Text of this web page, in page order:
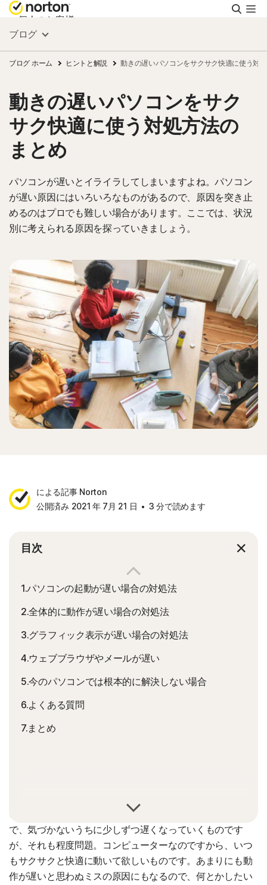
検
索
個人のお客様
スモールビジネス
リソース
サポート
日本
ブログ
ブログ ホーム ヒントと解説 動きの遅いパソコンをサクサク快適に使う対
動きの遅いパソコンをサク
サク快適に使う対処方法の
まとめ
パソコンが遅いとイライラしてしまいますよね。パソコン
が遅い原因にはいろいろなものがあるので、原因を突き止
めるのはプロでも難しい場合があります。ここでは、状況
別に考えられる原因を探っていきましょう。
による記事 Norton
公開済み 2021 年 7月 21 日
3 分で読めます
目次
1.パソコンの起動が遅い場合の対処法
2.全体的に動作が遅い場合の対処法
3.グラフィック表示が遅い場合の対処法
4.ウェブブラウザやメールが遅い
5.今のパソコンでは根本的に解決しない場合
6.よくある質問
7.まとめ
いませんか？パソコンは使うごとにデータが増えていくの
で、気づかないうちに少しずつ遅くなっていくものです
が、それも程度問題。コンピューターなのですから、いつ
もサクサクと快適に動いて欲しいものです。あまりにも動
作が遅いと思わぬミスの原因にもなるので、何とかしたい